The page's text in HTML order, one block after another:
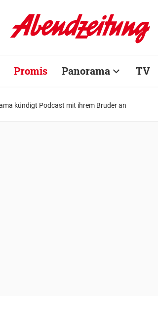
Promis Panorama TV
kündigt Podcast mit ihrem Bruder an